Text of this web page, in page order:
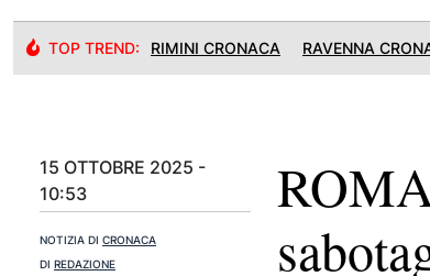
TOP TREND: RIMINI CRONACA RAVENNA
15 OTTOBRE 2025 -
10:53
NOTIZIA DI CRONACA
DI REDAZIONE